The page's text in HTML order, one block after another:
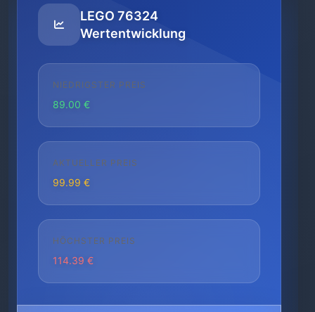
LEGO 76324
Wertentwicklung
NIEDRIGSTER PREIS
89.00 €
AKTUELLER PREIS
99.99 €
HÖCHSTER PREIS
114.39 €